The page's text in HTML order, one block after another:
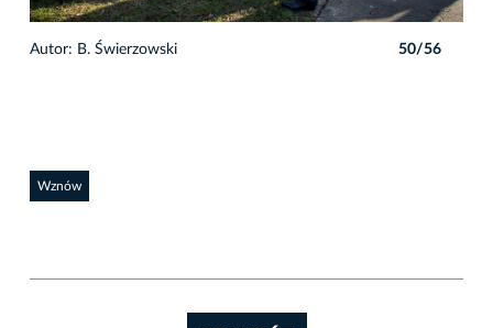
Autor: B. Świerzowski 50/56
Wznów